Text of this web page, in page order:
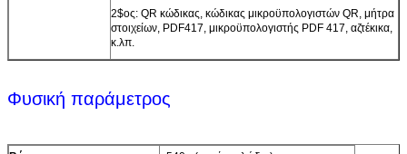
2$ος: QR κώδικας, κώδικας μικροϋπολογιστών QR, μήτρα
στοιχείων, PDF417, μικροϋπολογιστής PDF 417, αζτέκικα,
κ.λπ.
Φυσική παράμετρος